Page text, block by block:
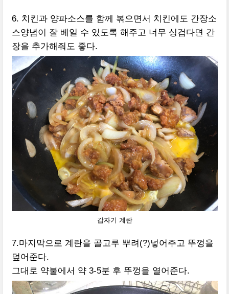
6. 치킨과 양파소스를 함께 볶으면서 치킨에도 간장소
스양념이 잘 베일 수 있도록 해주고 너무 싱겁다면 간
장을 추가해줘도 좋다.
갑자기 계란
7.마지막으로 계란을 골고루 뿌려(?)넣어주고 뚜껑을
덮어준다.
그대로 약불에서 약 3-5분 후 뚜껑을 열어준다.